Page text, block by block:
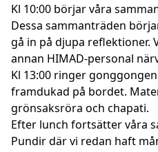
Kl 10:00 börjar våra
Dessa sammanträden
gå in på djupa reflektioner.
annan HIMAD-personal
Kl 13:00 ringer
framdukad på bordet.
grönsaksröra och chapati.
Efter lunch fortsätter våra
Pundir där vi redan haft